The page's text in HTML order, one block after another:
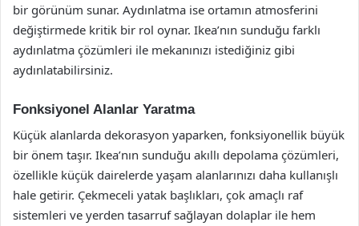
bir görünüm sunar. Aydınlatma ise ortamın atmosferini
değiştirmede kritik bir rol oynar. Ikea’nın sunduğu farklı
aydınlatma çözümleri ile mekanınızı istediğiniz gibi
aydınlatabilirsiniz.
Fonksiyonel Alanlar Yaratma
Küçük alanlarda dekorasyon yaparken, fonksiyonellik büyük
bir önem taşır. Ikea’nın sunduğu akıllı depolama çözümleri,
özellikle küçük dairelerde yaşam alanlarınızı daha kullanışlı
hale getirir. Çekmeceli yatak başlıkları, çok amaçlı raf
sistemleri ve yerden tasarruf sağlayan dolaplar ile hem